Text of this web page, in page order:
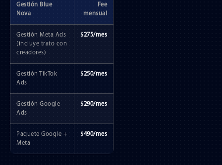
Gestión Blue
Nova
Fee
mensual
Gestión Meta Ads
(incluye trato con
creadores)
$275/mes
Gestión TikTok
Ads
$250/mes
Gestión Google
Ads
$290/mes
Paquete Google +
Meta
$490/mes